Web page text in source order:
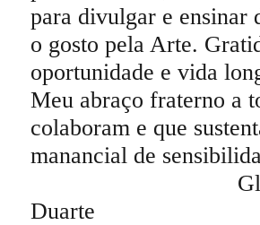
para divulgar e ensinar
o gosto pela Arte.
oportunidade e vida
Meu abraço fraterno a
colaboram e que
manancial de
Duarte